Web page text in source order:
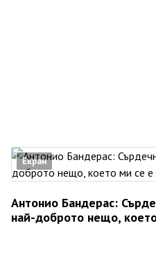
Екран
Антонио Бандерас:
най-доброто нещо,